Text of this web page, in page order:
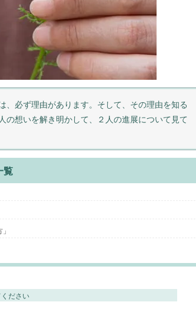
、必ず理由があります。そして、その理由を知る
想いを解き明かして、２人の進展について見て
覧
ださい